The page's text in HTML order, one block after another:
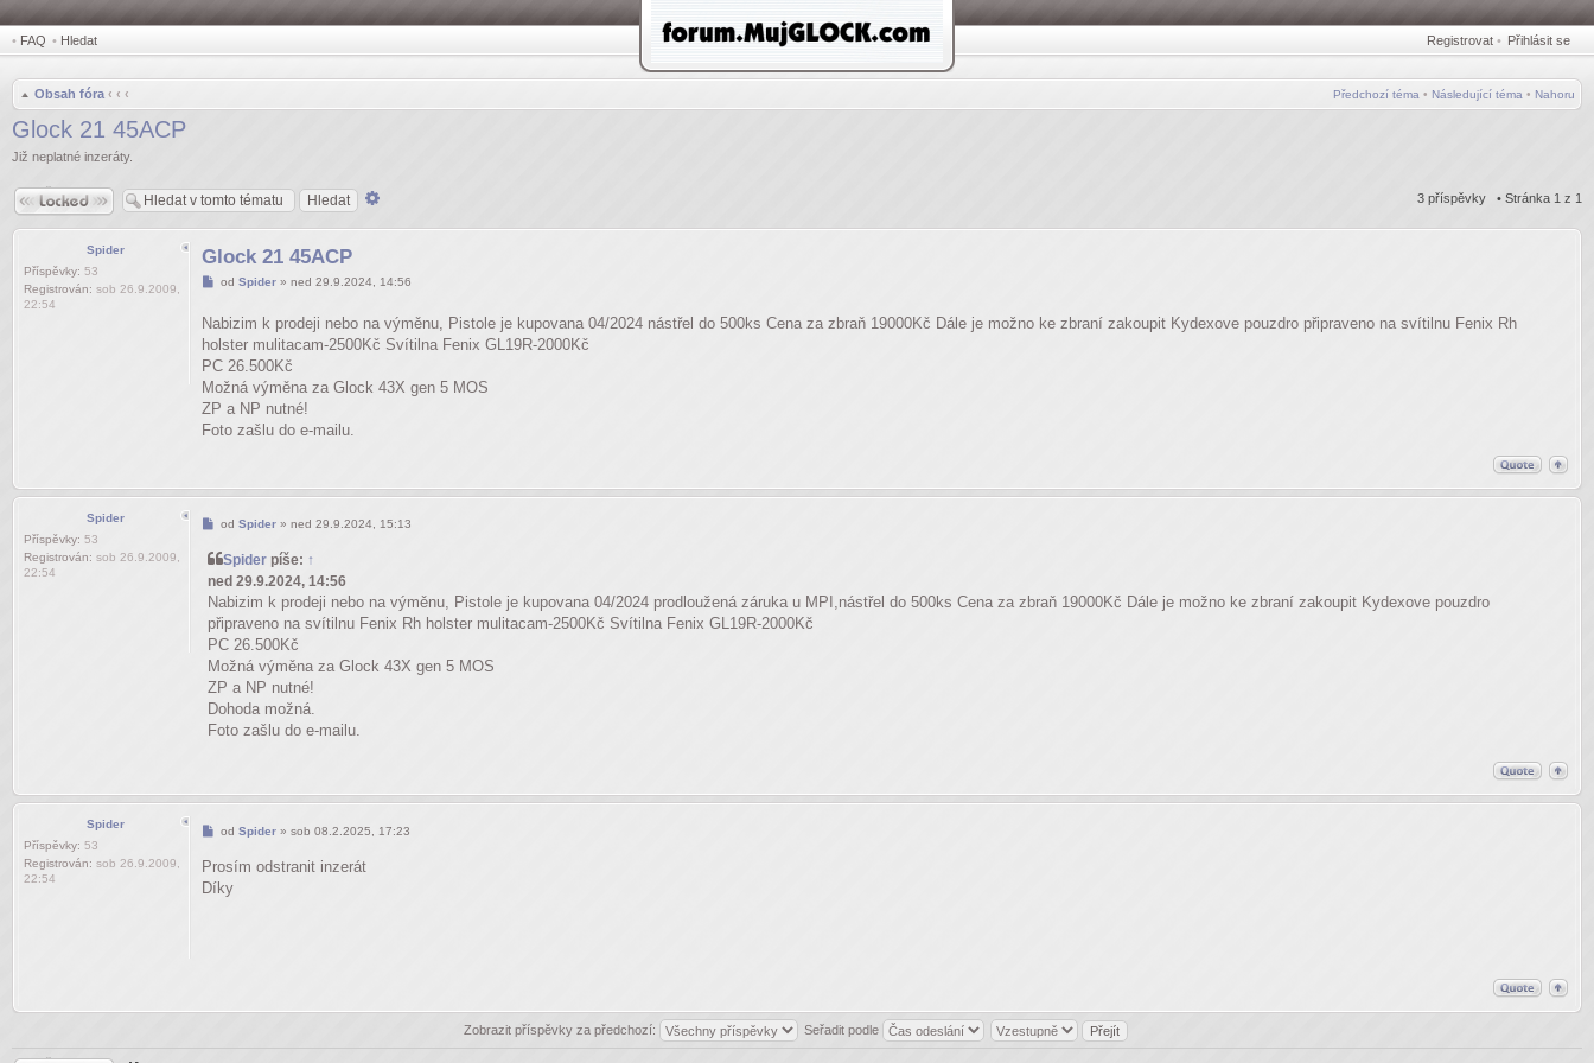
• FAQ • Hledat Registrovat • Přihlásit se
Obsah fóra ‹ ‹ ‹ Nahoru
Následující téma •
Předchozí téma •
Glock 21 45ACP
Již neplatné inzeráty.
Zamčeno 3 příspěvky • Stránka 1 z 1
Spider
Příspěvky: 53
Registrován: sob 26.9.2009,
22:54
Glock 21 45ACP
Příspěvek
od Spider» ned 29.9.2024, 14:56
Nabizim k prodeji nebo na výměnu, Pistole je kupovana 04/2024 nástřel do 500ks Cena za zbraň 19000Kč Dále je možno ke zbraní zakoupit Kydexove pouzdro připraveno na svítilnu Fenix Rh
holster mulitacam-2500Kč Svítilna Fenix GL19R-2000Kč
PC 26.500Kč
Možná výměna za Glock 43X gen 5 MOS
ZP a NP nutné!
Foto zašlu do e-mailu.
Spider
Příspěvky: 53
Registrován: sob 26.9.2009,
22:54
Příspěvek
od Spider» ned 29.9.2024, 15:13
Spider píše: ↑
ned 29.9.2024, 14:56
Nabizim k prodeji nebo na výměnu, Pistole je kupovana 04/2024 prodloužená záruka u MPI,nástřel do 500ks Cena za zbraň 19000Kč Dále je možno ke zbraní zakoupit Kydexove pouzdro
připraveno na svítilnu Fenix Rh holster mulitacam-2500Kč Svítilna Fenix GL19R-2000Kč
PC 26.500Kč
Možná výměna za Glock 43X gen 5 MOS
ZP a NP nutné!
Dohoda možná.
Foto zašlu do e-mailu.
Spider
Příspěvky: 53
Registrován: sob 26.9.2009,
22:54
Příspěvek
od Spider» sob 08.2.2025, 17:23
Prosím odstranit inzerát
Díky
Zobrazit příspěvky za předchozí: Seřadit podle